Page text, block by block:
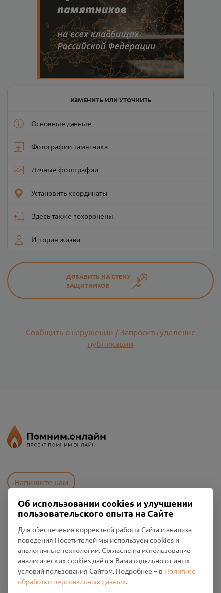
ИЗМЕНИТЬ ИЛИ УТОЧНИТЬ
Основные данные
Фотографии памятника
Личные фотографии
Установить координаты
Здесь также похоронены
История жизни
ДОБАВИТЬ НА СТЕНУ
ЗАЩИТНИКОВ
Сообщить о нарушении / Запросить удаление
публикации
Напишите нам
Политика конфиденциальности
Промо-материалы
Настройки cookies
Общество с ограниченной ответственностью «Смоленский
Об использовании cookies и улучшении
пользовательского опыта на Сайте
Для обеспечения корректной работы Сайта и анализа
поведения Посетителей мы используем cookies и
аналогичные технологии. Согласие на использование
аналитических cookies даётся Вами отдельно от иных
условий пользования Сайтом. Подробнее – в Политике
обработки персональных данных.